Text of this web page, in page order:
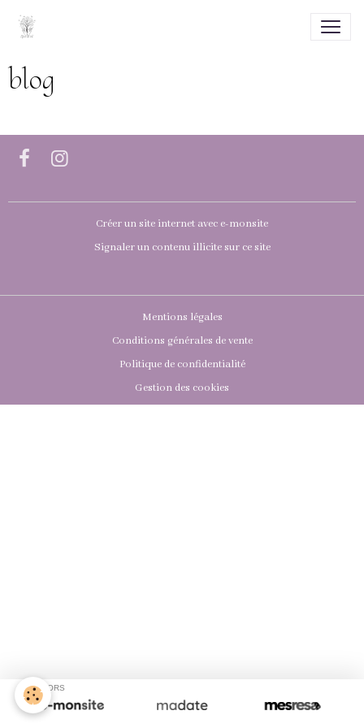
blog
Créer un site internet avec e-monsite
Signaler un contenu illicite sur ce site
Mentions légales
Conditions générales de vente
Politique de confidentialité
Gestion des cookies
SPONSORS